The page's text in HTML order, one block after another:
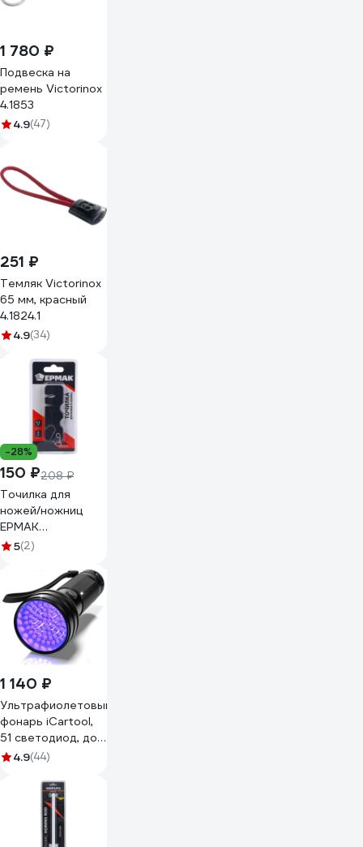
1 780 ₽
Подвеска на
ремень Victorinox
4.1853
4.9(47)
251 ₽
Темляк Victorinox
65 мм, красный
4.1824.1
4.9(34)
-28%
150 ₽208 ₽
Точилка для
ножей/ножниц
ЕРМАК
вольфрамовая
9,2x3х1,3см, ABS
пластик 070-011
5(2)
1 140 ₽
Ультрафиолетовый
фонарь iCartool,
51 светодиод, до
6 часов работы,
нм IC-L201
4.9(44)